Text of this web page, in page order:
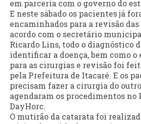
em parceria com o governo do
E neste sábado os pacientes já
encaminhados para a revisão
acordo com o secretário
Ricardo Lins, todo o diagnóstico
identificar a doença, bem como
para as cirurgias e revisão foi
pela Prefeitura de Itacaré. E os
precisam fazer a cirurgia do
agendaram os procedimentos no
DayHorc.
O mutirão da catarata foi